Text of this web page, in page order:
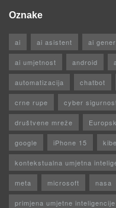
Oznake
ai ai asistent ai
ai umjetnost android
automatizacija chatbot
crne rupe cyber
društvene mreže
google iPhone 15
kontekstualna umjetna
meta microsoft nasa
primjena umjetne inteligencije